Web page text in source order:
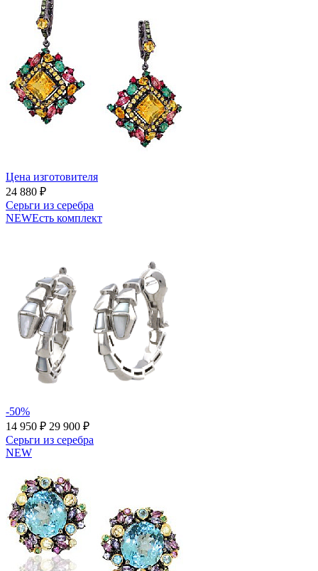
Цена изготовителя
24 880 ₽
Серьги из серебра
NEWЕсть комплект
-50%
14 950 ₽ 29 900 ₽
Серьги из серебра
NEW